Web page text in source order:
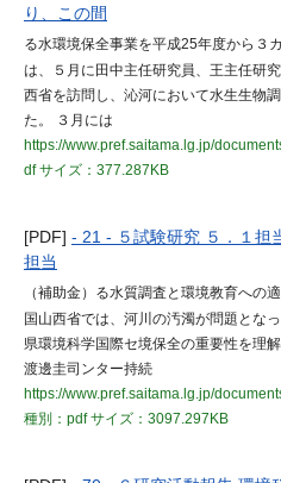
り、この間
る水環境保全事業を平成25年度から３
は、５月に田中主任研究員、王主任研究
西省を訪問し、沁河において水生生物
た。 ３月には
https://www.pref.saitama.lg.jp/
dfサイズ：377.287KB
[PDF] - 21 - ５試験研究 ５．１担
担当
（補助金）る水質調査と環境教育への
国山西省では、河川の汚濁が問題とな
県環境科学国際セ境保全の重要性を理
渡邊圭司ンター持続
https://www.pref.saitama.lg.jp/
種別：pdfサイズ：3097.297KB